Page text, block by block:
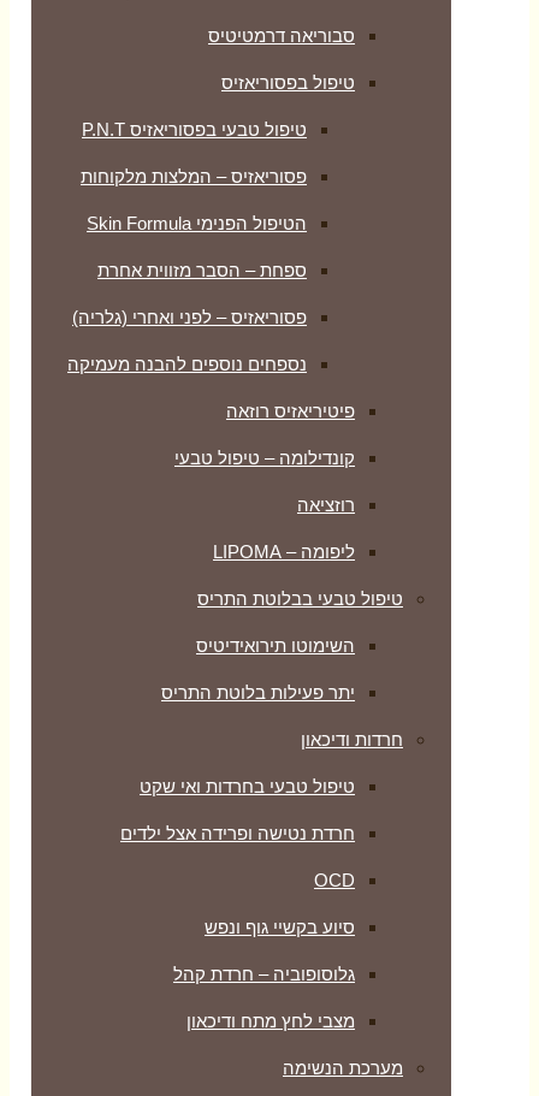
סבוריאה דרמטיטיס
טיפול בפסוריאזיס
טיפול טבעי בפסוריאזיס P.N.T
פסוריאזיס – המלצות מלקוחות
הטיפול הפנימי Skin Formula
ספחת – הסבר מזווית אחרת
פסוריאזיס – לפני ואחרי (גלריה)
נספחים נוספים להבנה מעמיקה
פיטיריאזיס רוזאה
קונדילומה – טיפול טבעי
רוזציאה
ליפומה – LIPOMA
טיפול טבעי בבלוטת התריס
השימוטו תירואידיטיס
יתר פעילות בלוטת התריס
חרדות ודיכאון
טיפול טבעי בחרדות ואי שקט
חרדת נטישה ופרידה אצל ילדים
OCD
סיוע בקשיי גוף ונפש
גלוסופוביה – חרדת קהל
מצבי לחץ מתח ודיכאון
מערכת הנשימה